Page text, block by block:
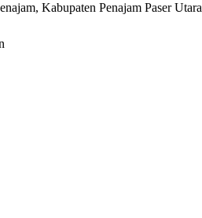
Kabupaten Penajam Paser Utara